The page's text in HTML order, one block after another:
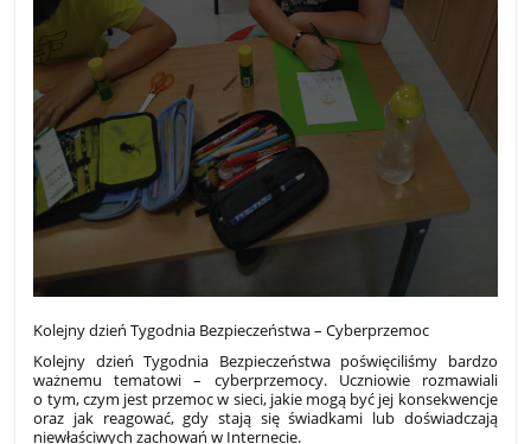
Kolejny dzień Tygodnia Bezpieczeństwa – Cyberprzemoc
Kolejny dzień Tygodnia Bezpieczeństwa poświęciliśmy bardzo
ważnemu tematowi – cyberprzemocy. Uczniowie rozmawiali
o tym, czym jest przemoc w sieci, jakie mogą być jej konsekwencje
oraz jak reagować, gdy stają się świadkami lub doświadczają
niewłaściwych zachowań w Internecie.